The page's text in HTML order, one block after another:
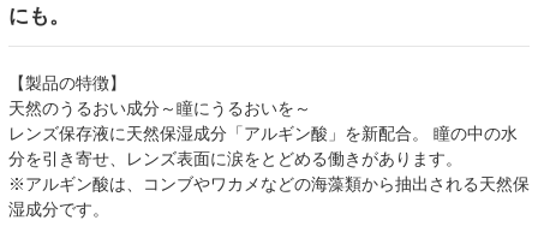
にも。
【製品の特徴】
天然のうるおい成分～瞳にうるおいを～
レンズ保存液に天然保湿成分「アルギン酸」を新配合。 瞳の中の水
分を引き寄せ、レンズ表面に涙をとどめる働きがあります。
※アルギン酸は、コンブやワカメなどの海藻類から抽出される天然保
湿成分です。